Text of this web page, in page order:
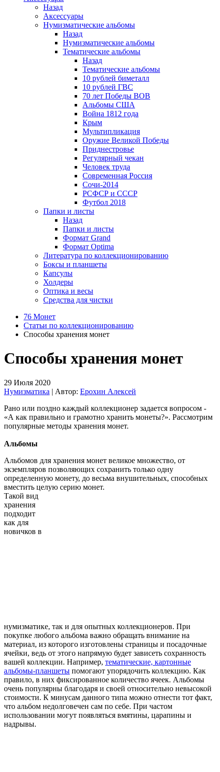
Назад
Аксессуары
Нумизматические альбомы
Назад
Нумизматические альбомы
Тематические альбомы
Назад
Тематические альбомы
10 рублей биметалл
10 рублей ГВС
70 лет Победы ВОВ
Альбомы США
Война 1812 года
Крым
Мультипликация
Оружие Великой Победы
Приднестровье
Регулярный чекан
Человек труда
Современная Россия
Сочи-2014
РСФСР и СССР
Футбол 2018
Папки и листы
Назад
Папки и листы
Формат Grand
Формат Optima
Литература по коллекционированию
Боксы и планшеты
Капсулы
Холдеры
Оптика и весы
Средства для чистки
76 Монет
Статьи по коллекционированию
Способы хранения монет
Способы хранения монет
29 Июля 2020
Нумизматика | Автор: Ерохин Алексей
Рано или поздно каждый коллекционер задается вопросом -
«А как правильно и грамотно хранить монеты?». Рассмотрим
популярные методы хранения монет.
Альбомы
Альбомов для хранения монет великое множество, от
экземпляров позволяющих сохранить только одну
определенную монету, до весьма внушительных, способных
вместить целую серию монет.
Такой вид
хранения
подходит
как для
новичков в
нумизматике, так и для опытных коллекционеров. При
покупке любого альбома важно обращать внимание на
материал, из которого изготовлены страницы и посадочные
ячейки, ведь от этого напрямую будет зависеть сохранность
вашей коллекции. Например, тематические, картонные
альбомы-планшеты помогают упорядочить коллекцию. Как
правило, в них фиксированное количество ячеек. Альбомы
очень популярны благодаря и своей относительно невысокой
стоимости. К минусам данного типа можно отнести тот факт,
что альбом недолговечен сам по себе. При частом
использовании могут появляться вмятины, царапины и
надрывы.